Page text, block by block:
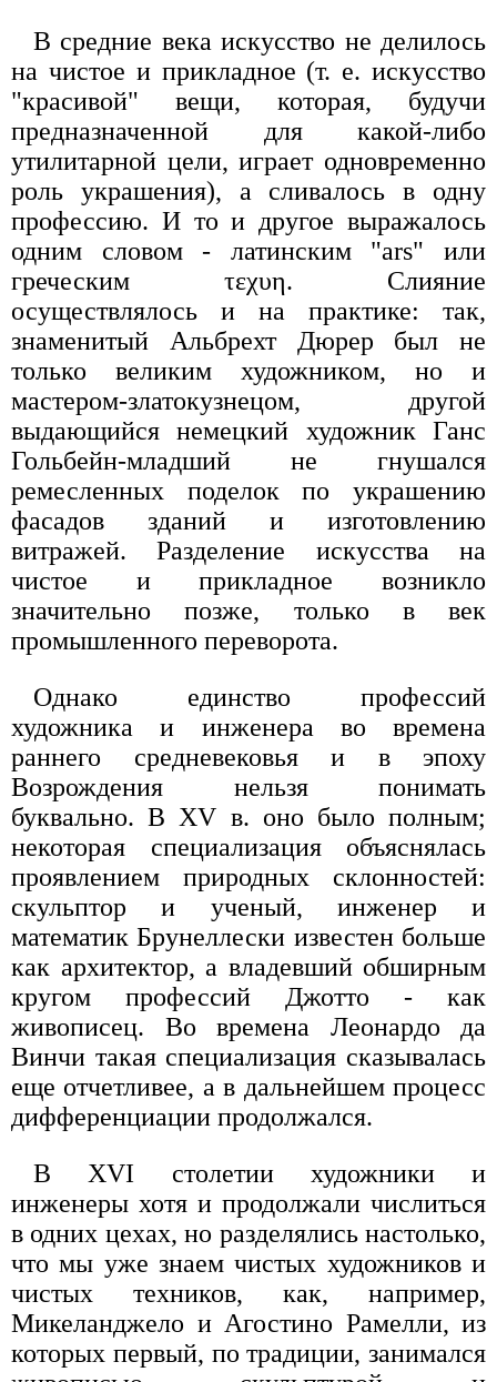
В средние века искусство не делилось
на чистое и прикладное (т. е. искусство
"красивой" вещи, которая, будучи
предназначенной для какой-либо
утилитарной цели, играет одновременно
роль украшения), а сливалось в одну
профессию. И то и другое выражалось
одним словом - латинским "ars" или
греческим τεχυη. Слияние
осуществлялось и на практике: так,
знаменитый Альбрехт Дюрер был не
только великим художником, но и
мастером-златокузнецом, другой
выдающийся немецкий художник Ганс
Гольбейн-младший не гнушался
ремесленных поделок по украшению
фасадов зданий и изготовлению
витражей. Разделение искусства на
чистое и прикладное возникло
значительно позже, только в век
промышленного переворота.
Однако единство профессий
художника и инженера во времена
раннего средневековья и в эпоху
Возрождения нельзя понимать
буквально. В XV в. оно было полным;
некоторая специализация объяснялась
проявлением природных склонностей:
скульптор и ученый, инженер и
математик Брунеллески известен больше
как архитектор, а владевший обширным
кругом профессий Джотто - как
живописец. Во времена Леонардо да
Винчи такая специализация сказывалась
еще отчетливее, а в дальнейшем процесс
дифференциации продолжался.
В XVI столетии художники и
инженеры хотя и продолжали числиться
в одних цехах, но разделялись настолько,
что мы уже знаем чистых художников и
чистых техников, как, например,
Микеланджело и Агостино Рамелли, из
которых первый, по традиции, занимался